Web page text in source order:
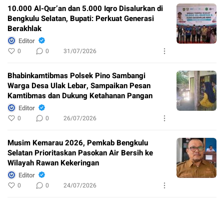
10.000 Al-Qur’an dan 5.000 Iqro Disalurkan di
Bengkulu Selatan, Bupati: Perkuat Generasi
Berakhlak
Editor
0 0 31/07/2026
Bhabinkamtibmas Polsek Pino Sambangi
Warga Desa Ulak Lebar, Sampaikan Pesan
Kamtibmas dan Dukung Ketahanan Pangan
Editor
0 0 26/07/2026
Musim Kemarau 2026, Pemkab Bengkulu
Selatan Prioritaskan Pasokan Air Bersih ke
Wilayah Rawan Kekeringan
Editor
0 0 24/07/2026